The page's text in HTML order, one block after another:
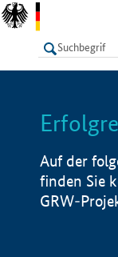
LISTE
Auf der
finden Sie
GRW-